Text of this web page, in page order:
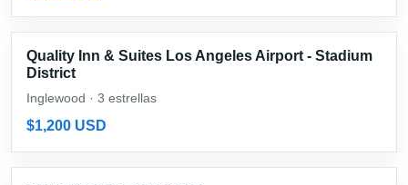
Quality Inn & Suites Los Angeles Airport - Stadium
District
Inglewood · 3 estrellas
$1,200 USD